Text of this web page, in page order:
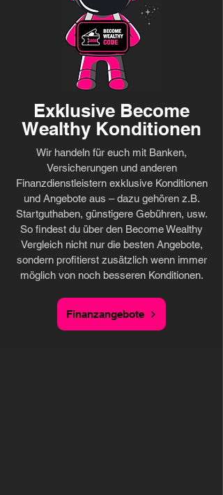
Exklusive Become
Wealthy Konditionen
Wir handeln für euch mit Banken,
Versicherungen und anderen
Finanzdienstleistern exklusive Konditionen
und Angebote aus – dazu gehören z.B.
Startguthaben, günstigere Gebühren, usw.
So findest du über den Become Wealthy
Vergleich nicht nur die besten Angebote,
sondern profitierst zusätzlich wenn immer
möglich von noch besseren Konditionen.
Finanzangebote